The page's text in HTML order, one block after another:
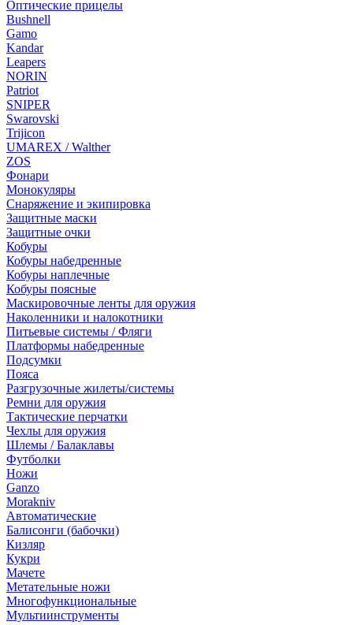
Оптические прицелы
Bushnell
Gamo
Kandar
Leapers
NORIN
Patriot
SNIPER
Swarovski
Trijicon
UMAREX / Walther
ZOS
Фонари
Монокуляры
Снаряжение и экипировка
Защитные маски
Защитные очки
Кобуры
Кобуры набедренные
Кобуры наплечные
Кобуры поясные
Маскировочные ленты для оружия
Наколенники и налокотники
Питьевые системы / Фляги
Платформы набедренные
Подсумки
Пояса
Разгрузочные жилеты/системы
Ремни для оружия
Тактические перчатки
Чехлы для оружия
Шлемы / Балаклавы
Футболки
Ножи
Ganzo
Morakniv
Автоматические
Балисонги (бабочки)
Кизляр
Кукри
Мачете
Метательные ножи
Многофункциональные
Мультиинструменты